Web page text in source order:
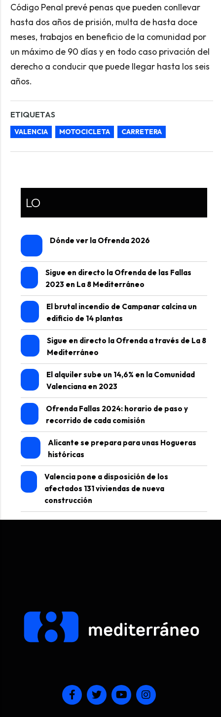
Código Penal prevé penas que pueden conllevar
hasta dos años de prisión, multa de hasta doce
meses, trabajos en beneficio de la comunidad por
un máximo de 90 días y en todo caso privación del
derecho a conducir que puede llegar hasta los seis
años.
ETIQUETAS
VALENCIA MOTOCICLETA CARRETERA
LO
Dónde ver la Ofrenda 2026
Sigue en directo la Ofrenda de las Fallas
2023 en La 8 Mediterráneo
El brutal incendio de Campanar calcina un
edificio de 14 plantas
Sigue en directo la Ofrenda a través de La 8
Mediterráneo
El alquiler sube un 14,6% en la Comunidad
Valenciana en 2023
Ofrenda Fallas 2024: horario de paso y
recorrido de cada comisión
Alicante se prepara para unas Hogueras
históricas
Valencia pone a disposición de los
afectados 131 viviendas de nueva
construcción